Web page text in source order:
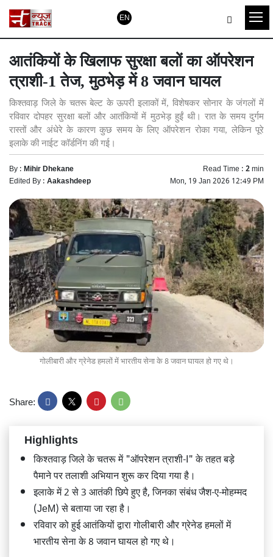
EN
आतंकियों के खिलाफ सुरक्षा बलों का ऑपरेशन
त्राशी-1 तेज, मुठभेड़ में 8 जवान घायल
किश्तवाड़ जिले के चतरू बेल्ट के ऊपरी इलाकों में, विशेषकर सोनार के जंगलों में
रविवार दोपहर सुरक्षा बलों और आतंकियों में मुठभेड़ हुईं थी। रात के समय दुर्गम
रास्तों और अंधेरे के कारण कुछ समय के लिए ऑपरेशन रोका गया, लेकिन पूरे
इलाके की नाईट कॉर्डनिंग की गई।
By :Mihir Dhekane Read Time :2min
Edited By :Aakashdeep Mon, 19 Jan 2026 12:49 PM
गोलीबारी और ग्रेनेड हमलों में भारतीय सेना के 8 जवान घायल हो गए थे।
Share:
Highlights
किश्तवाड़ जिले के चतरू में "ऑपरेशन त्राशी-I" के तहत बड़े
पैमाने पर तलाशी अभियान शुरू कर दिया गया है।
इलाके में 2 से 3 आतंकी छिपे हुए है, जिनका संबंध जैश-ए-मोहम्मद
(JeM) से बताया जा रहा है।
रविवार को हुई आतंकियों द्वारा गोलीबारी और ग्रेनेड हमलों में
भारतीय सेना के 8 जवान घायल हो गए थे।